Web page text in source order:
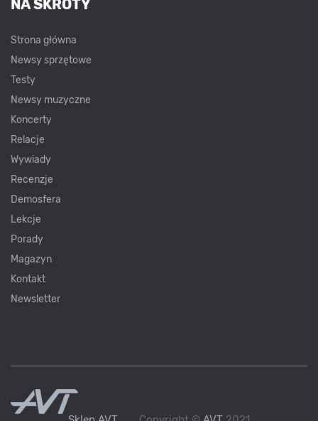
NA SKRÓTY
Strona główna
Newsy sprzętowe
Testy
Newsy muzyczne
Koncerty
Relacje
Wywiady
Recenzje
Demosfera
Lekcje
Porady
Magazyn
Kontakt
Newsletter